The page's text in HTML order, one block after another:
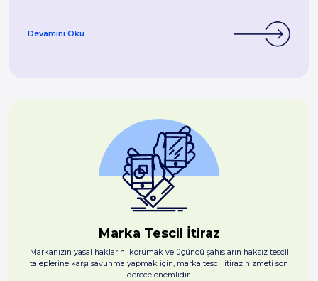
Devamını Oku
Marka Tescil İtiraz
Markanızın yasal haklarını korumak ve üçüncü şahısların haksız tescil
taleplerine karşı savunma yapmak için, marka tescil itiraz hizmeti son
derece önemlidir.